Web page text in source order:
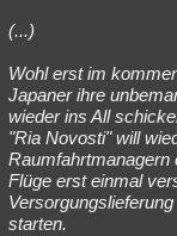
(...)
Wohl erst im
Japaner ihre
wieder ins All
"Ria Novosti" will
Raumfahrtmanagern
Flüge erst einmal
starten.